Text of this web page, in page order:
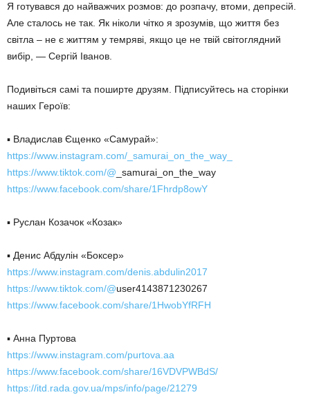
Я готувався до найважчих розмов: до розпачу, втоми, депресій.
Але сталось не так. Як ніколи чітко я зрозумів, що життя без
світла – не є життям у темряві, якщо це не твій світоглядний
вибір, — Сергій Іванов.
Подивіться самі та поширте друзям. Підписуйтесь на сторінки
наших Героїв:
▪️ Владислав Єщенко «Самурай»:
https://www.instagram.com/_samurai_on_the_way_
https://www.tiktok.com/@ _samurai_on_the_way
https://www.facebook.com/share/1Fhrdp8owY
▪️ Руслан Козачок «Козак»
▪️ Денис Абдулін «Боксер»
https://www.instagram.com/denis.abdulin2017
https://www.tiktok.com/@user4143871230267
https://www.facebook.com/share/1HwobYfRFH
▪️ Анна Пуртова
https://www.instagram.com/purtova.aa
https://www.facebook.com/share/16VDVPWBdS/
https://itd.rada.gov.ua/mps/info/page/21279